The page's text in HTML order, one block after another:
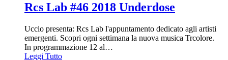
Rcs Lab #46 2018 Underdose
Uccio presenta: Rcs Lab l'appuntamento dedicato agli artisti
emergenti. Scopri ogni settimana la nuova musica Trcolore.
In programmazione 12 al…
Leggi Tutto